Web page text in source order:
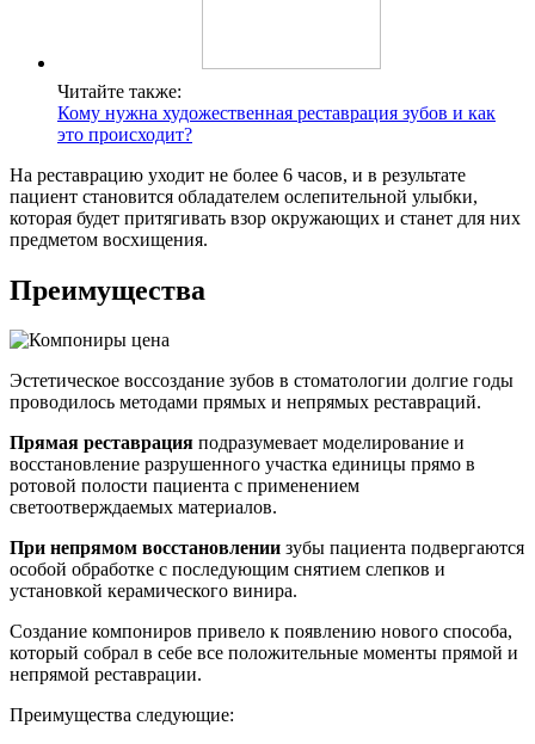
Читайте также:
Кому нужна художественная реставрация зубов и как
это происходит?
На реставрацию уходит не более 6 часов, и в результате
пациент становится обладателем ослепительной улыбки,
которая будет притягивать взор окружающих и станет для них
предметом восхищения.
Преимущества
Эстетическое воссоздание зубов в стоматологии долгие годы
проводилось методами прямых и непрямых реставраций.
Прямая реставрация подразумевает моделирование и
восстановление разрушенного участка единицы прямо в
ротовой полости пациента с применением
светоотверждаемых материалов.
При непрямом восстановлении зубы пациента подвергаются
особой обработке с последующим снятием слепков и
установкой керамического винира.
Создание компониров привело к появлению нового способа,
который собрал в себе все положительные моменты прямой и
непрямой реставрации.
Преимущества следующие: